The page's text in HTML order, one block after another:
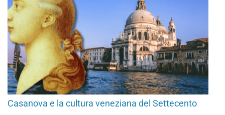
Casanova e la cultura veneziana del Settecento